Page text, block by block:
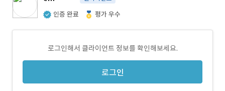
인증 완료 평가 우수
로그인해서 클라이언트 정보를 확인해보세요.
로그인